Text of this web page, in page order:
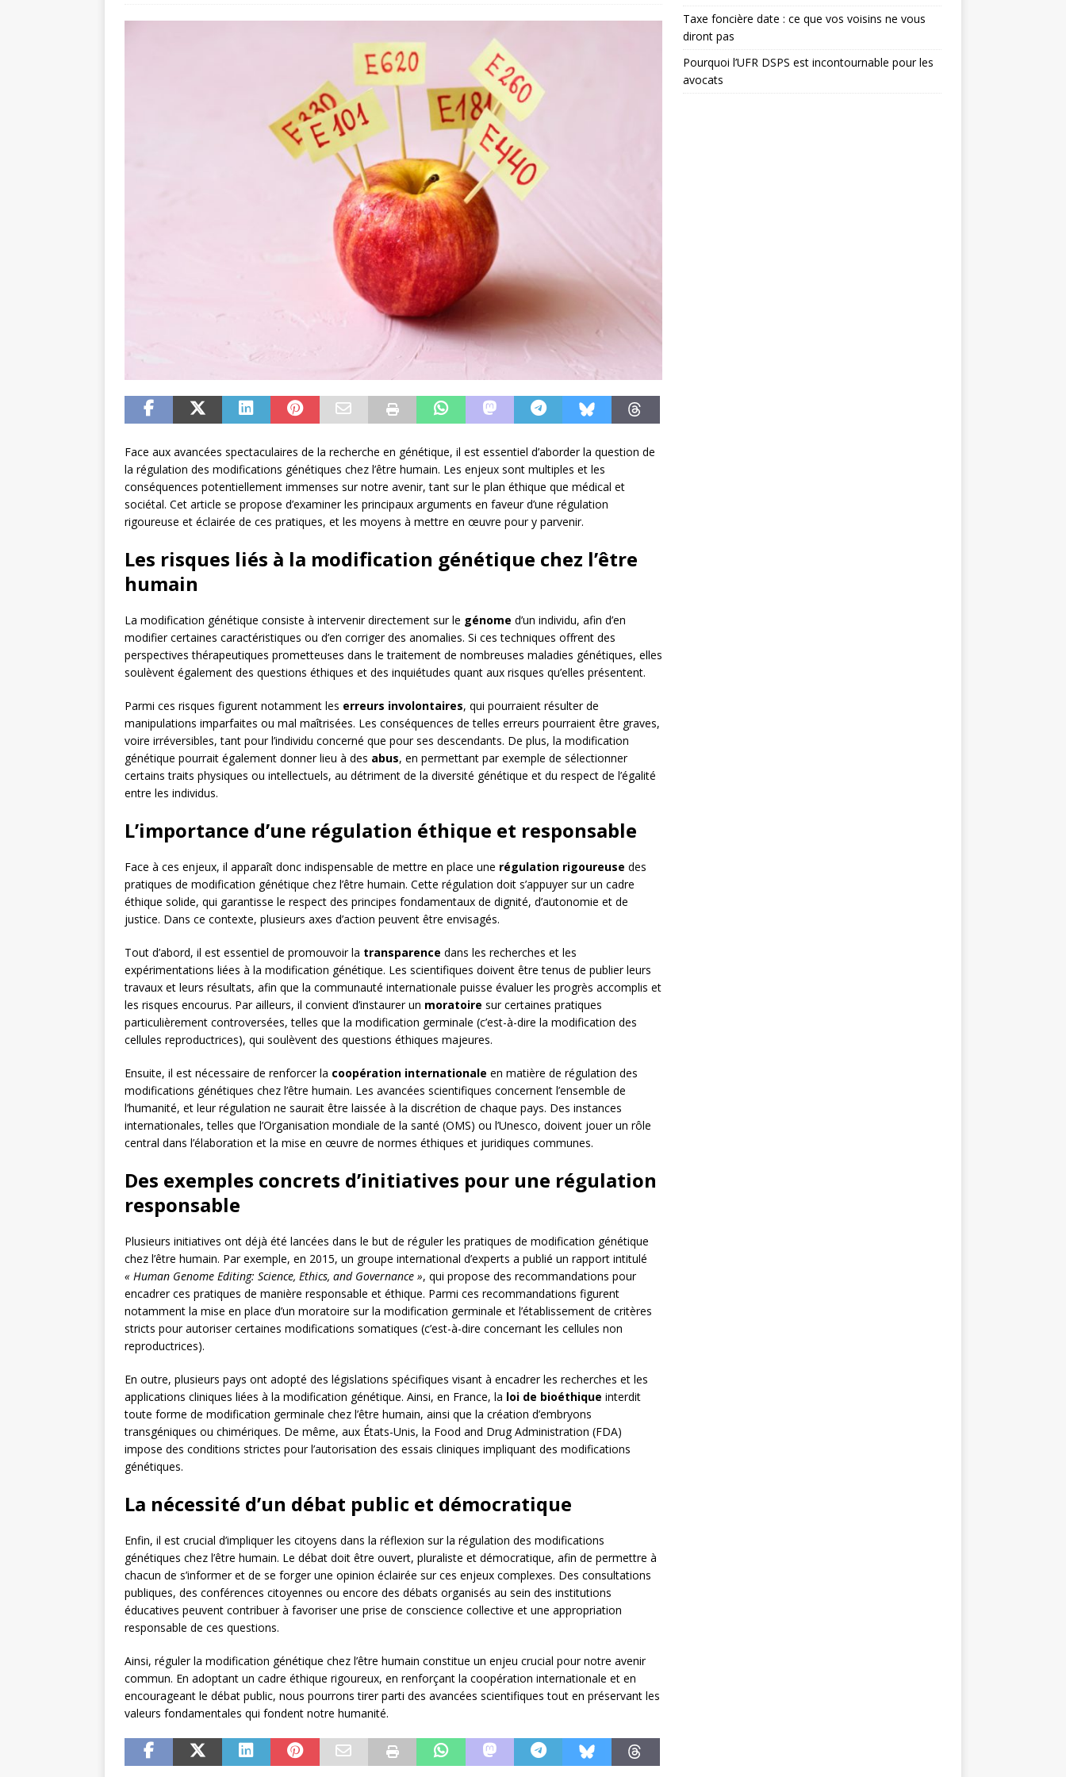
Face aux avancées spectaculaires de la recherche en génétique, il est essentiel d’aborder la question de
la régulation des modifications génétiques chez l’être humain. Les enjeux sont multiples et les
conséquences potentiellement immenses sur notre avenir, tant sur le plan éthique que médical et
sociétal. Cet article se propose d’examiner les principaux arguments en faveur d’une régulation
rigoureuse et éclairée de ces pratiques, et les moyens à mettre en œuvre pour y parvenir.
Les risques liés à la modification génétique chez l’être
humain
La modification génétique consiste à intervenir directement sur le génome d’un individu, afin d’en
modifier certaines caractéristiques ou d’en corriger des anomalies. Si ces techniques offrent des
perspectives thérapeutiques prometteuses dans le traitement de nombreuses maladies génétiques, elles
soulèvent également des questions éthiques et des inquiétudes quant aux risques qu’elles présentent.
Parmi ces risques figurent notamment les erreurs involontaires, qui pourraient résulter de
manipulations imparfaites ou mal maîtrisées. Les conséquences de telles erreurs pourraient être graves,
voire irréversibles, tant pour l’individu concerné que pour ses descendants. De plus, la modification
génétique pourrait également donner lieu à des abus, en permettant par exemple de sélectionner
certains traits physiques ou intellectuels, au détriment de la diversité génétique et du respect de l’égalité
entre les individus.
L’importance d’une régulation éthique et responsable
Face à ces enjeux, il apparaît donc indispensable de mettre en place une régulation rigoureuse des
pratiques de modification génétique chez l’être humain. Cette régulation doit s’appuyer sur un cadre
éthique solide, qui garantisse le respect des principes fondamentaux de dignité, d’autonomie et de
justice. Dans ce contexte, plusieurs axes d’action peuvent être envisagés.
Tout d’abord, il est essentiel de promouvoir la transparence dans les recherches et les
expérimentations liées à la modification génétique. Les scientifiques doivent être tenus de publier leurs
travaux et leurs résultats, afin que la communauté internationale puisse évaluer les progrès accomplis et
les risques encourus. Par ailleurs, il convient d’instaurer un moratoire sur certaines pratiques
particulièrement controversées, telles que la modification germinale (c’est-à-dire la modification des
cellules reproductrices), qui soulèvent des questions éthiques majeures.
Ensuite, il est nécessaire de renforcer la coopération internationale en matière de régulation des
modifications génétiques chez l’être humain. Les avancées scientifiques concernent l’ensemble de
l’humanité, et leur régulation ne saurait être laissée à la discrétion de chaque pays. Des instances
internationales, telles que l’Organisation mondiale de la santé (OMS) ou l’Unesco, doivent jouer un rôle
central dans l’élaboration et la mise en œuvre de normes éthiques et juridiques communes.
Des exemples concrets d’initiatives pour une régulation
responsable
Plusieurs initiatives ont déjà été lancées dans le but de réguler les pratiques de modification génétique
chez l’être humain. Par exemple, en 2015, un groupe international d’experts a publié un rapport intitulé
« Human Genome Editing: Science, Ethics, and Governance », qui propose des recommandations pour
encadrer ces pratiques de manière responsable et éthique. Parmi ces recommandations figurent
notamment la mise en place d’un moratoire sur la modification germinale et l’établissement de critères
stricts pour autoriser certaines modifications somatiques (c’est-à-dire concernant les cellules non
reproductrices).
En outre, plusieurs pays ont adopté des législations spécifiques visant à encadrer les recherches et les
applications cliniques liées à la modification génétique. Ainsi, en France, la loi de bioéthique interdit
toute forme de modification germinale chez l’être humain, ainsi que la création d’embryons
transgéniques ou chimériques. De même, aux États-Unis, la Food and Drug Administration (FDA)
impose des conditions strictes pour l’autorisation des essais cliniques impliquant des modifications
génétiques.
La nécessité d’un débat public et démocratique
Enfin, il est crucial d’impliquer les citoyens dans la réflexion sur la régulation des modifications
génétiques chez l’être humain. Le débat doit être ouvert, pluraliste et démocratique, afin de permettre à
chacun de s’informer et de se forger une opinion éclairée sur ces enjeux complexes. Des consultations
publiques, des conférences citoyennes ou encore des débats organisés au sein des institutions
éducatives peuvent contribuer à favoriser une prise de conscience collective et une appropriation
responsable de ces questions.
Ainsi, réguler la modification génétique chez l’être humain constitue un enjeu crucial pour notre avenir
commun. En adoptant un cadre éthique rigoureux, en renforçant la coopération internationale et en
encourageant le débat public, nous pourrons tirer parti des avancées scientifiques tout en préservant les
valeurs fondamentales qui fondent notre humanité.
Taxe foncière date : ce que vos voisins ne vous
diront pas
Pourquoi l’UFR DSPS est incontournable pour les
avocats